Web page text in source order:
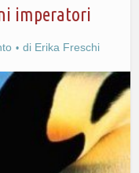
imperatori
di Erika Freschi